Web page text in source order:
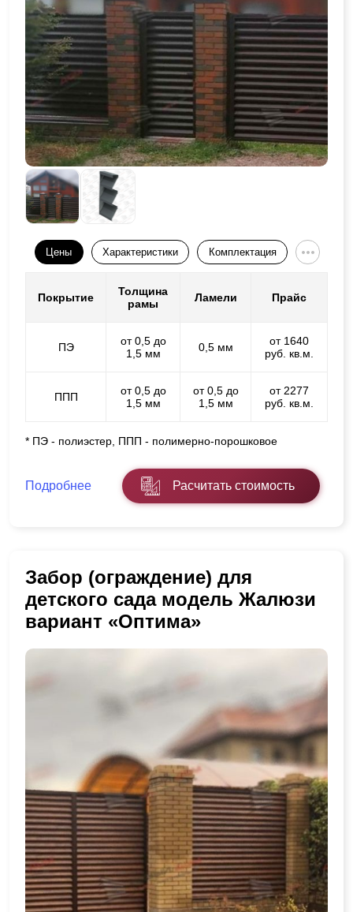
Цены Характеристики Комплектация
Покрытие
Толщина
рамы
Ламели Прайс
ПЭ
от 0,5 до
1,5 мм
0,5 мм
от 1640
руб. кв.м.
ППП
от 0,5 до
1,5 мм
от 0,5 до
1,5 мм
от 2277
руб. кв.м.
* ПЭ - полиэстер, ППП - полимерно-порошковое
Подробнее Расчитать стоимость
Забор (ограждение) для
детского сада модель Жалюзи
вариант «Оптима»